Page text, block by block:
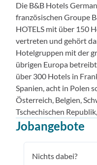
Die B&B Hotels
französischen Groupe
HOTELS mit über 150
vertreten und gehört
Hotelgruppen mit der
übrigen Europa
über 300 Hotels in
Spanien, acht in Polen
Österreich, Belgien,
Tschechischen
Jobangebote
Nichts dabei?